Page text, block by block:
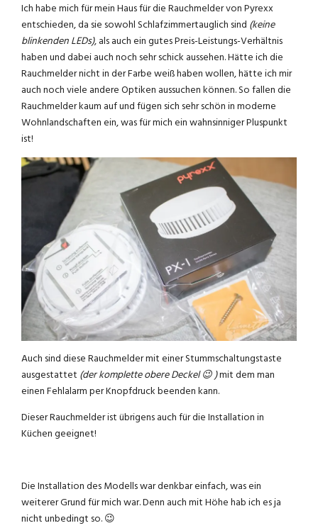
Ich habe mich für mein Haus für die Rauchmelder von Pyrexx
entschieden, da sie sowohl Schlafzimmertauglich sind (keine
blinkenden LEDs), als auch ein gutes Preis-Leistungs-Verhältnis
haben und dabei auch noch sehr schick aussehen. Hätte ich die
Rauchmelder nicht in der Farbe weiß haben wollen, hätte ich mir
auch noch viele andere Optiken aussuchen können. So fallen die
Rauchmelder kaum auf und fügen sich sehr schön in moderne
Wohnlandschaften ein, was für mich ein wahnsinniger Pluspunkt
ist!
Auch sind diese Rauchmelder mit einer Stummschaltungstaste
ausgestattet (der komplette obere Deckel 😉 )mit dem man
einen Fehlalarm per Knopfdruck beenden kann.
Dieser Rauchmelder ist übrigens auch für die Installation in
Küchen geeignet!
Die Installation des Modells war denkbar einfach, was ein
weiterer Grund für mich war. Denn auch mit Höhe hab ich es ja
nicht unbedingt so. 😉